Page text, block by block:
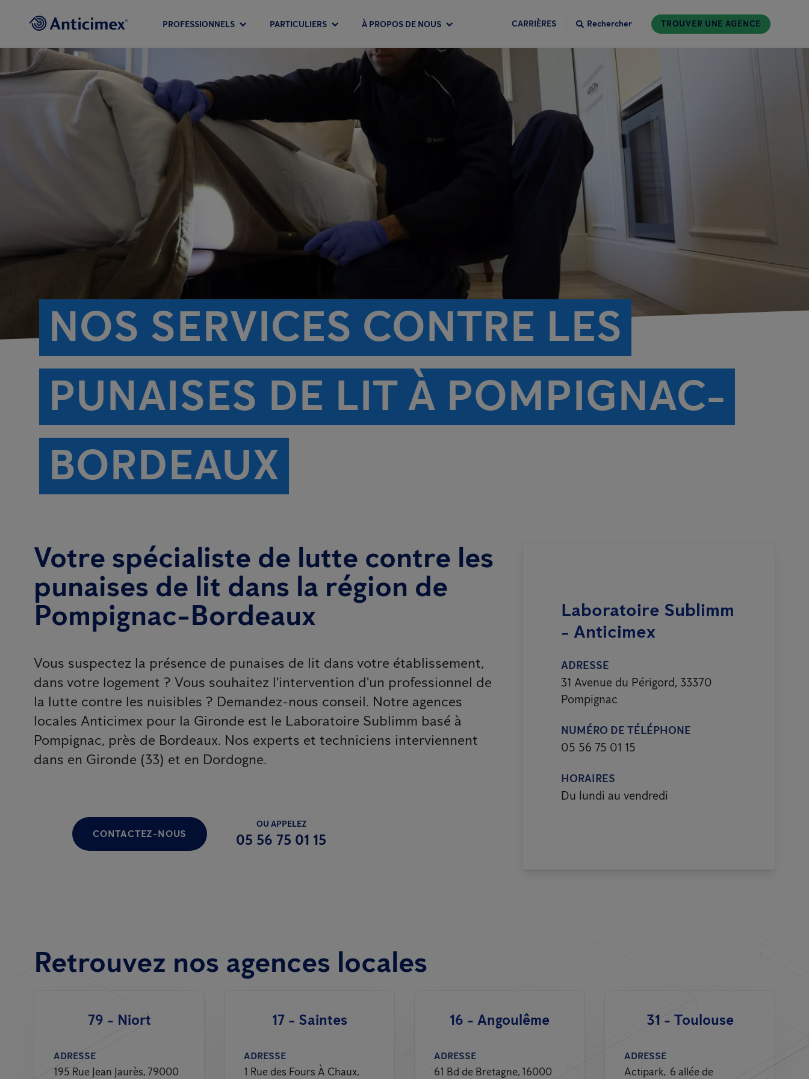
PROFESSIONNELS PARTICULIERS À PROPOS DE NOUS CARRIÈRES Rechercher TROUVER UNE AGENCE
NOS SERVICES CONTRE LES
PUNAISES DE LIT À POMPIGNAC-
BORDEAUX
Votre spécialiste de lutte contre les
punaises de lit dans la région de
Pompignac-Bordeaux
Vous suspectez la présence de punaises de lit dans votre établissement,
dans votre logement ? Vous souhaitez l'intervention d'un professionnel de
la lutte contre les nuisibles ? Demandez-nous conseil. Notre agences
locales Anticimex pour la Gironde est le Laboratoire Sublimm basé à
Pompignac, près de Bordeaux. Nos experts et techniciens interviennent
dans en Gironde (33) et en Dordogne.
CONTACTEZ-NOUS
OU APPELEZ
05 56 75 01 15
Laboratoire Sublimm
- Anticimex
ADRESSE
31 Avenue du Périgord, 33370
Pompignac
NUMÉRO DE TÉLÉPHONE
05 56 75 01 15
HORAIRES
Du lundi au vendredi
Retrouvez nos agences locales
79 - Niort
ADRESSE
195 Rue Jean Jaurès, 79000
17 - Saintes
ADRESSE
1 Rue des Fours À Chaux,
16 - Angoulême
ADRESSE
61 Bd de Bretagne, 16000
31 - Toulouse
ADRESSE
Actipark, 6 allée de